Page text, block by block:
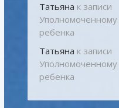
Татьяна к записи
Уполномоченному
ребенка
Татьяна к записи
Уполномоченному
ребенка